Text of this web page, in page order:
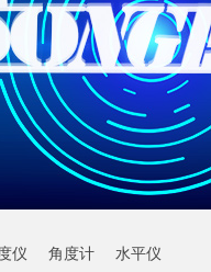
仪 角度计 水平仪